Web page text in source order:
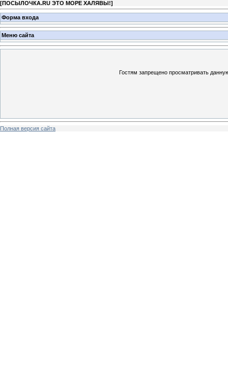
[ПОСЫЛОЧКА.RU ЭТО МОРЕ ХАЛЯВЫ!]
Форма входа
Меню сайта
Гостям запрещено просматривать
Полная версия сайта